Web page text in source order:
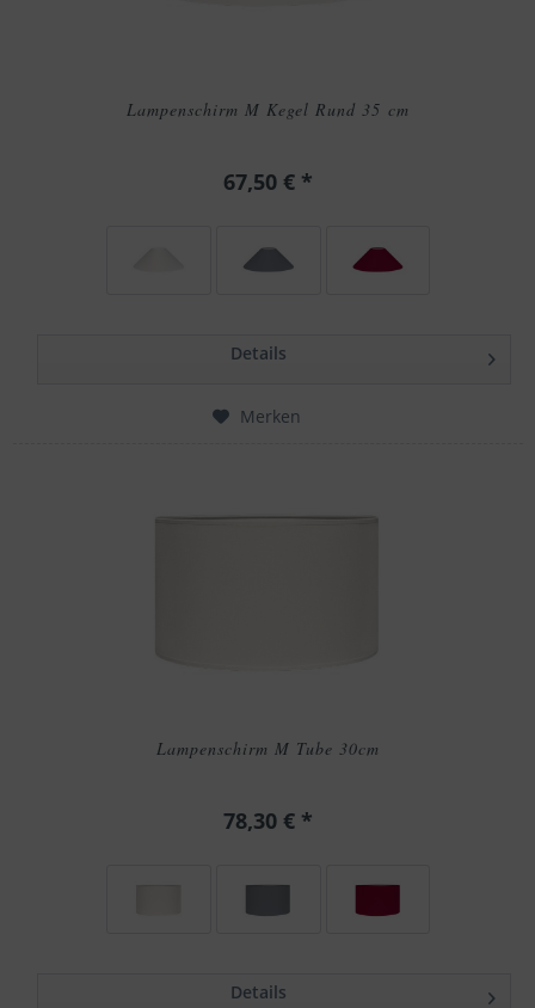
Lampenschirm M Kegel Rund 35 cm
67,50 € *
Details
Merken
Lampenschirm M Tube 30cm
78,30 € *
Details